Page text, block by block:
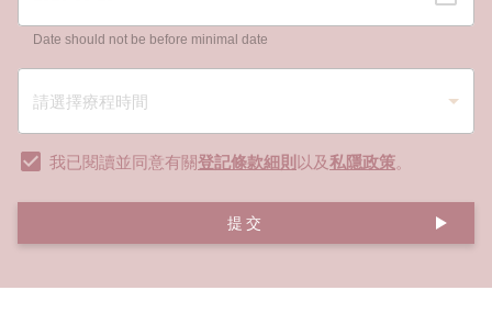
Date should not be before minimal date
我已閱讀並同意有關登記條款細則 以及私隱政策。
提交